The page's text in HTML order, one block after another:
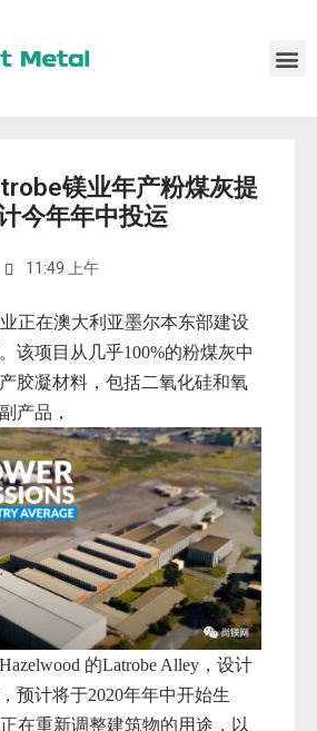
镁业年产粉煤灰提
今年年中投运
11:49 上午
正在澳大利亚墨尔本东部建设
该项目从几乎100%的粉煤灰中
胶凝材料，包括二氧化硅和氧
产品，
Hazelwood 的Latrobe Alley，设计
预计将于2020年年中开始生
在重新调整建筑物的用途，以